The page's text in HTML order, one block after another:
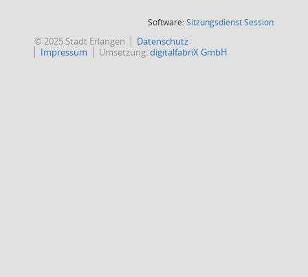
Software:SitzungsdienstSession(Wird in
© 2025 Stadt Erlangen
Datenschutz
Impressum
Umsetzung:digitalfabriX GmbH